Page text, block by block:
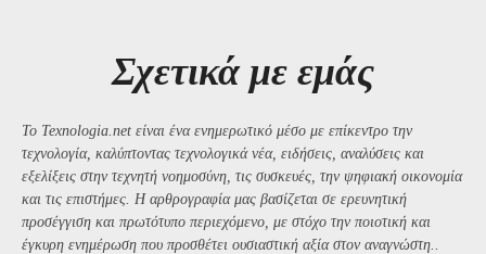
Σχετικά με εμάς
Το Texnologia.net είναι ένα ενημερωτικό μέσο με επίκεντρο την
τεχνολογία, καλύπτοντας τεχνολογικά νέα, ειδήσεις, αναλύσεις και
εξελίξεις στην τεχνητή νοημοσύνη, τις συσκευές, την ψηφιακή οικονομία
και τις επιστήμες. Η αρθρογραφία μας βασίζεται σε ερευνητική
προσέγγιση και πρωτότυπο περιεχόμενο, με στόχο την ποιοτική και
έγκυρη ενημέρωση που προσθέτει ουσιαστική αξία στον αναγνώστη..